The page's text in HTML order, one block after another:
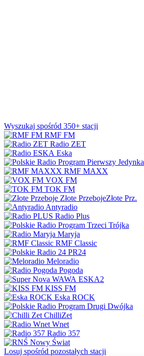
Wyszukaj spośród 350+ stacji
RMF FM
Radio ZET
Eska
Jedynka
RMF MAXX
VOX FM
TOK FM
Złote PrzebojeZłote Prz.
Antyradio
Radio Plus
Trójka
Maryja
RMF Classic
PR24
Meloradio
Pogoda
ESKA2
KISS FM
Eska ROCK
Dwójka
ChilliZet
Wnet
Radio 357
Nowy Świat
Losuj spośród pozostałych stacji